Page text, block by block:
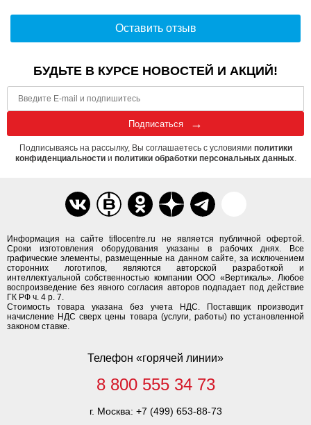
Оставить отзыв
Информация на сайте tiflocentre.ru не является публичной офертой.
Сроки изготовления оборудования указаны в рабочих днях. Все
графические элементы, размещенные на данном сайте, за исключением
сторонних логотипов, являются авторской разработкой и
интеллектуальной собственностью компании ООО «Вертикаль». Любое
воспроизведение без явного согласия авторов подпадает под действие
ГК РФ ч. 4 р. 7.
Стоимость товара указана без учета НДС. Поставщик производит
начисление НДС сверх цены товара (услуги, работы) по установленной
законом ставке.
Телефон «горячей линии»
8 800 555 34 73
г. Москва: +7 (499) 653-88-73
БУДЬТЕ В КУРСЕ НОВОСТЕЙ И АКЦИЙ!
Подписаться
Подписываясь на рассылку, Вы соглашаетесь с условиями политики
конфиденциальностии политики обработки персональных данных.